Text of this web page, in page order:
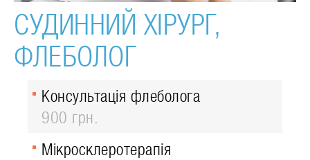
СУДИННИЙ ХІРУРГ,
ФЛЕБОЛОГ
Консультація флеболога
900 грн.
Мікросклеротерапія